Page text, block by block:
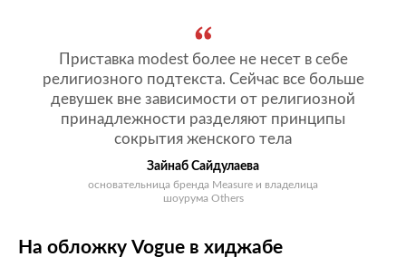
Приставка modest более не несет в себе
религиозного подтекста. Сейчас все больше
девушек вне зависимости от религиозной
принадлежности разделяют принципы
сокрытия женского тела
Зайнаб Сайдулаева
основательница бренда Measure и владелица
шоурума Others
На обложку Vogue в хиджабе